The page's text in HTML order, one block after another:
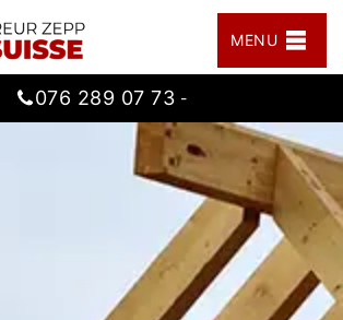
MENU
076 289 07 73 -